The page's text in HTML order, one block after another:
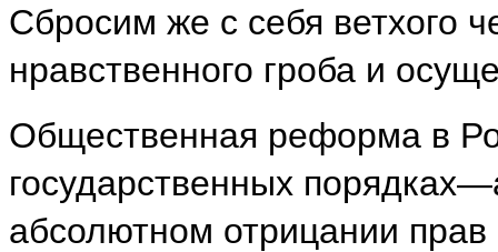
Сбросим же с себя ветхого
нравственного гроба и
Общественная реформа в
государственных
абсолютном отрицании